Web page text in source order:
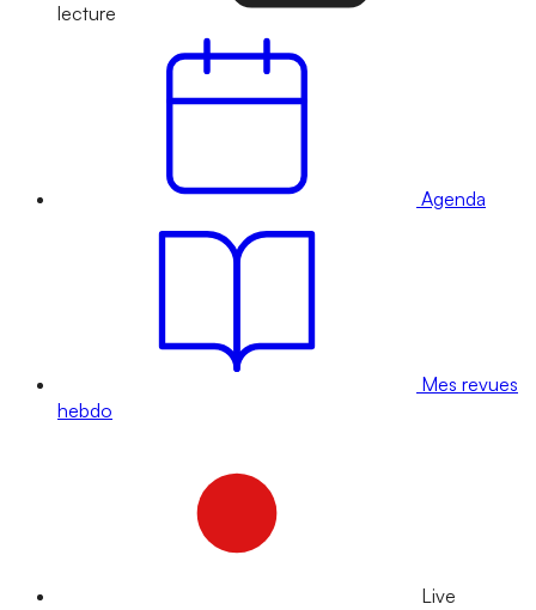
lecture
Agenda
Mes revues
hebdo
Live